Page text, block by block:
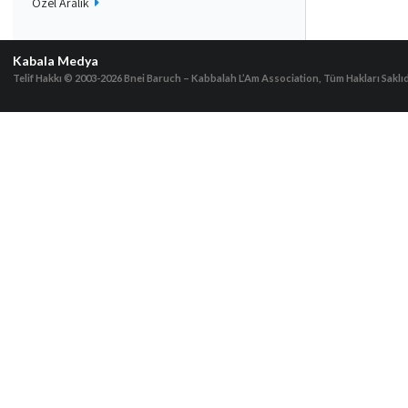
Kabala Medya
Telif Hakkı © 2003-2026Bnei Baruch – Kabbalah L’Am Association, Tüm Hakları